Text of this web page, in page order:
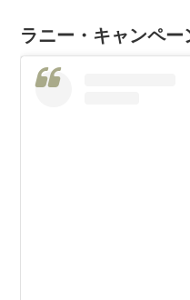
ラニー・キャンペー